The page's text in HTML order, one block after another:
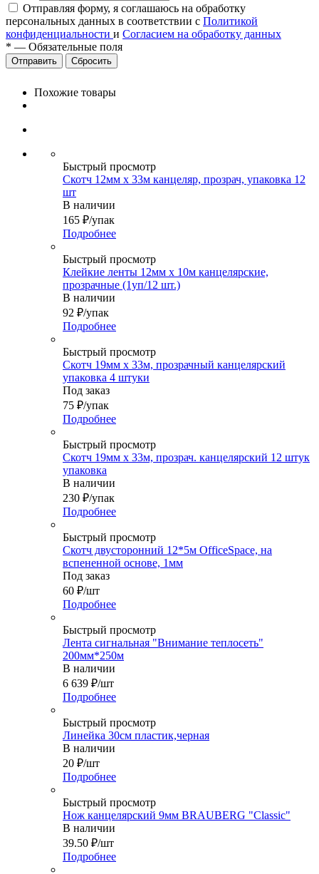
Отправляя форму, я соглашаюсь на обработку
персональных данных в соответствии с Политикой
конфиденциальности и Согласием на обработку данных
* — Обязательные поля
Сбросить
Похожие товары
Быстрый просмотр
Скотч 12мм х 33м канцеляр, прозрач, упаковка 12
шт
В наличии
165 ₽/упак
Подробнее
Быстрый просмотр
Клейкие ленты 12мм х 10м канцелярские,
прозрачные (1уп/12 шт.)
В наличии
92 ₽/упак
Подробнее
Быстрый просмотр
Скотч 19мм х 33м, прозрачный канцелярский
упаковка 4 штуки
Под заказ
75 ₽/упак
Подробнее
Быстрый просмотр
Скотч 19мм х 33м, прозрач. канцелярский 12 штук
упаковка
В наличии
230 ₽/упак
Подробнее
Быстрый просмотр
Скотч двусторонний 12*5м OfficeSpace, на
вспененной основе, 1мм
Под заказ
60 ₽/шт
Подробнее
Быстрый просмотр
Лента сигнальная "Внимание теплосеть"
200мм*250м
В наличии
6 639 ₽/шт
Подробнее
Быстрый просмотр
Линейка 30см пластик,черная
В наличии
20 ₽/шт
Подробнее
Быстрый просмотр
Нож канцелярский 9мм BRAUBERG "Classic"
В наличии
39.50 ₽/шт
Подробнее